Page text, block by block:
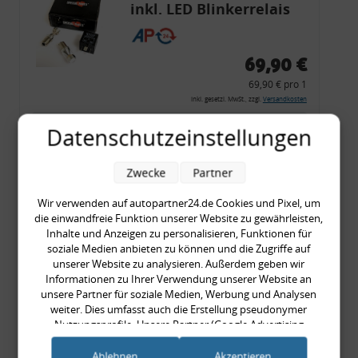
inkl. LED Blinkerrelais
CF 14
69,90 €
69,90 € pro 1
inkl. gesetzl. MwSt., zzgl. Versandkosten
Merkzettel
Rückleuchtenband mit
Blinker, rot, US-Ecken,
Audi 80 Cabrio, Typ 89,
OE-Nr.: 8G0945225 +
8G0945225C
999,99 €
999,99 € pro 1
Datenschutzeinstellungen
Wir verwenden auf autopartner24.de Cookies und Pixel, um
die einwandfreie Funktion unserer Website zu gewährleisten,
Inhalte und Anzeigen zu personalisieren, Funktionen für
soziale Medien anbieten zu können und die Zugriffe auf
unserer Website zu analysieren. Außerdem geben wir
Informationen zu Ihrer Verwendung unserer Website an
unsere Partner für soziale Medien, Werbung und Analysen
weiter. Dies umfasst auch die Erstellung pseudonymer
Nutzungsprofile. Unsere Partner (Google Advertising
Products) führen diese Informationen möglicherweise mit
weiteren Daten zusammen, die Sie ihnen bereitgestellt haben
Zwecke Partner